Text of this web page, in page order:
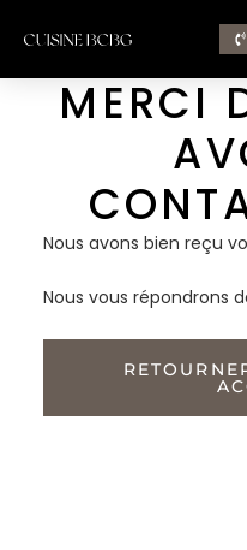
MERCI
Nous avons bien reçu
Nous vous répondrons